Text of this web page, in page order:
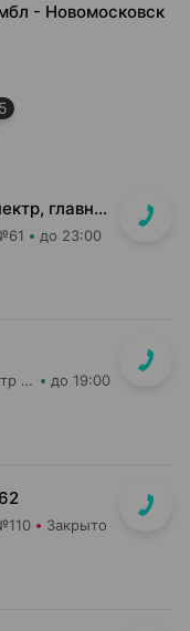
- Новомосковск
пр-т Независимости, д. 179 (ТЦ Спектр, главный вход, 1 этаж)
до 23:00
Добрыя леки-Эканом Аптека групп Центр ООО Аптека №29 до 19:00
Закрыто